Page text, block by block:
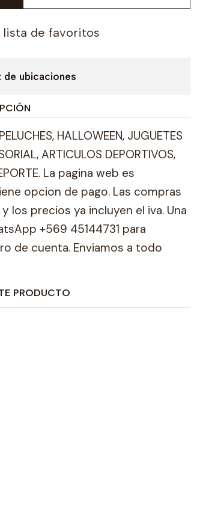
lista de favoritos
ubicaciones
HALLOWEEN, JUGUETES
ARTICULOS DEPORTIVOS,
La pagina web es
opcion de pago. Las compras
los precios ya incluyen el iva. Una
+569 45144731 para
de cuenta. Enviamos a todo
PRODUCTO